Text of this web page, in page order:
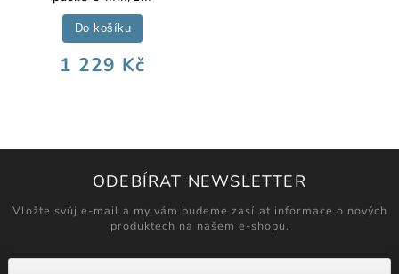
1 229 Kč
Do košíku
ODEBÍRAT NEWSLETTER
Vložte svůj e-mail a my vám budeme zasílat informace o nových
produktech na našem e-shopu.